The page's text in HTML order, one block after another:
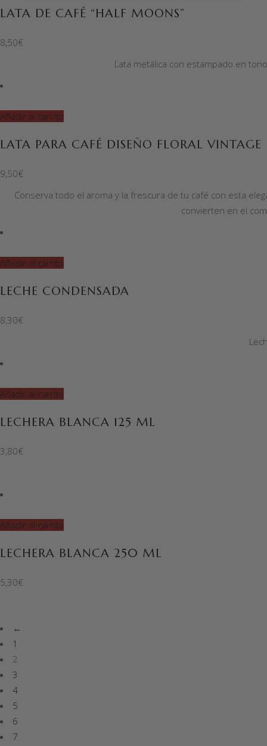
LATA DE CAFÉ “HALF MOONS”
8,50€
Lata metálica con estampado en
Añadir al carrito
LATA PARA CAFÉ DISEÑO FLORAL VINTAGE
9,50€
Conserva todo el aroma y la frescura de tu café con esta
convierten en el
Añadir al carrito
LECHE CONDENSADA
8,30€
Añadir al carrito
LECHERA BLANCA 125 ML
3,80€
Añadir al carrito
LECHERA BLANCA 250 ML
5,30€
←
1
2
3
4
5
6
7